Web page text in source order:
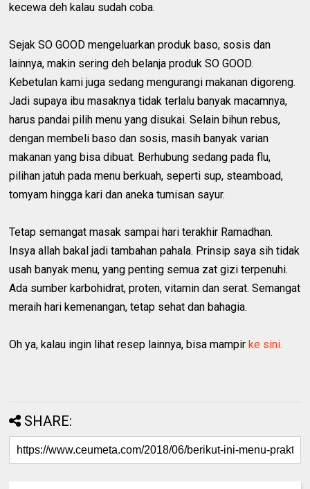
kecewa deh kalau sudah coba.
Sejak SO GOOD mengeluarkan produk baso, sosis dan
lainnya, makin sering deh belanja produk SO GOOD.
Kebetulan kami juga sedang mengurangi makanan digoreng.
Jadi supaya ibu masaknya tidak terlalu banyak macamnya,
harus pandai pilih menu yang disukai. Selain bihun rebus,
dengan membeli baso dan sosis, masih banyak varian
makanan yang bisa dibuat. Berhubung sedang pada flu,
pilihan jatuh pada menu berkuah, seperti sup, steamboad,
tomyam hingga kari dan aneka tumisan sayur.
Tetap semangat masak sampai hari terakhir Ramadhan.
Insya allah bakal jadi tambahan pahala. Prinsip saya sih tidak
usah banyak menu, yang penting semua zat gizi terpenuhi.
Ada sumber karbohidrat, proten, vitamin dan serat. Semangat
meraih hari kemenangan, tetap sehat dan bahagia.
Oh ya, kalau ingin lihat resep lainnya, bisa mampir ke sini.
SHARE: